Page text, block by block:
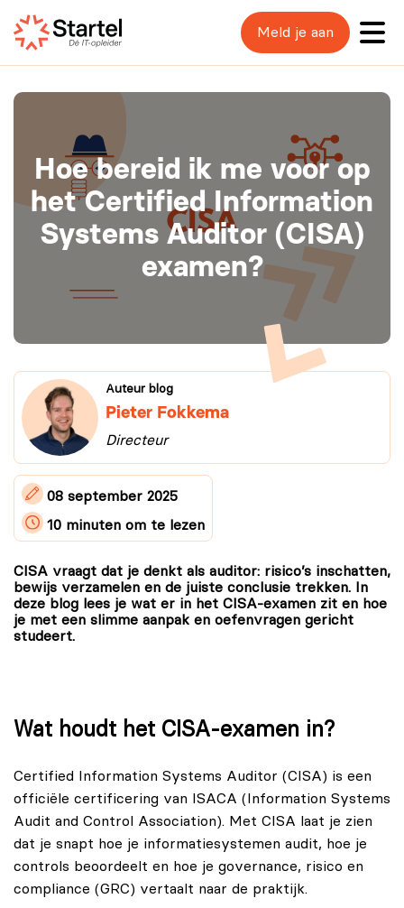
Meld je aan
Hoe bereid ik me voor op
het Certified Information
Systems Auditor (CISA)
examen?
Auteur blog
Pieter Fokkema
Directeur
08 september 2025
10 minuten om te lezen
CISA vraagt dat je denkt als auditor: risico’s inschatten,
bewijs verzamelen en de juiste conclusie trekken. In
deze blog lees je wat er in het CISA-examen zit en hoe
je met een slimme aanpak en oefenvragen gericht
studeert.
Wat houdt het CISA-examen in?
Certified Information Systems Auditor (CISA) is een
officiële certificering van ISACA (Information Systems
Audit and Control Association). Met CISA laat je zien
dat je snapt hoe je informatiesystemen audit, hoe je
controls beoordeelt en hoe je governance, risico en
compliance (GRC) vertaalt naar de praktijk.